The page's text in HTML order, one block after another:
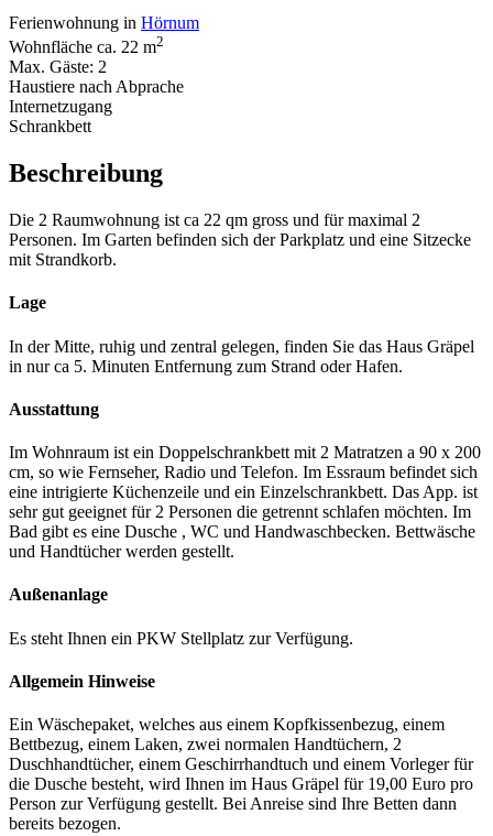
Ferienwohnung in Hörnum
Wohnfläche ca. 22 m2
Max. Gäste: 2
Haustiere nach Abprache
Internetzugang
Schrankbett
Beschreibung
Die 2 Raumwohnung ist ca 22 qm gross und für maximal 2
Personen. Im Garten befinden sich der Parkplatz und eine Sitzecke
mit Strandkorb.
Lage
In der Mitte, ruhig und zentral gelegen, finden Sie das Haus Gräpel
in nur ca 5. Minuten Entfernung zum Strand oder Hafen.
Ausstattung
Im Wohnraum ist ein Doppelschrankbett mit 2 Matratzen a 90 x 200
cm, so wie Fernseher, Radio und Telefon. Im Essraum befindet sich
eine intrigierte Küchenzeile und ein Einzelschrankbett. Das App. ist
sehr gut geeignet für 2 Personen die getrennt schlafen möchten. Im
Bad gibt es eine Dusche , WC und Handwaschbecken. Bettwäsche
und Handtücher werden gestellt.
Außenanlage
Es steht Ihnen ein PKW Stellplatz zur Verfügung.
Allgemein Hinweise
Ein Wäschepaket, welches aus einem Kopfkissenbezug, einem
Bettbezug, einem Laken, zwei normalen Handtüchern, 2
Duschhandtücher, einem Geschirrhandtuch und einem Vorleger für
die Dusche besteht, wird Ihnen im Haus Gräpel für 19,00 Euro pro
Person zur Verfügung gestellt. Bei Anreise sind Ihre Betten dann
bereits bezogen.